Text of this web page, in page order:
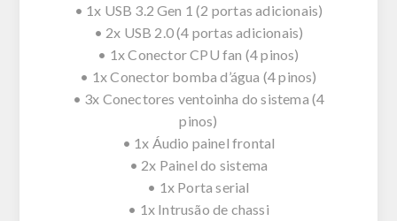
• 1x USB 3.2 Gen 1 (2 portas adicionais)
• 2x USB 2.0 (4 portas adicionais)
• 1x Conector CPU fan (4 pinos)
• 1x Conector bomba d’água (4 pinos)
• 3x Conectores ventoinha do sistema (4
pinos)
• 1x Áudio painel frontal
• 2x Painel do sistema
• 1x Porta serial
• 1x Intrusão de chassi